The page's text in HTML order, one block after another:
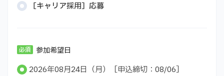
［キャリア採用］応募
参加希望日
2026年08月24日（月）［申込締切：08/06］